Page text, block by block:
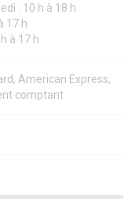
: 10 h à 18 h
17 h
à 17 h
American Express,
comptant